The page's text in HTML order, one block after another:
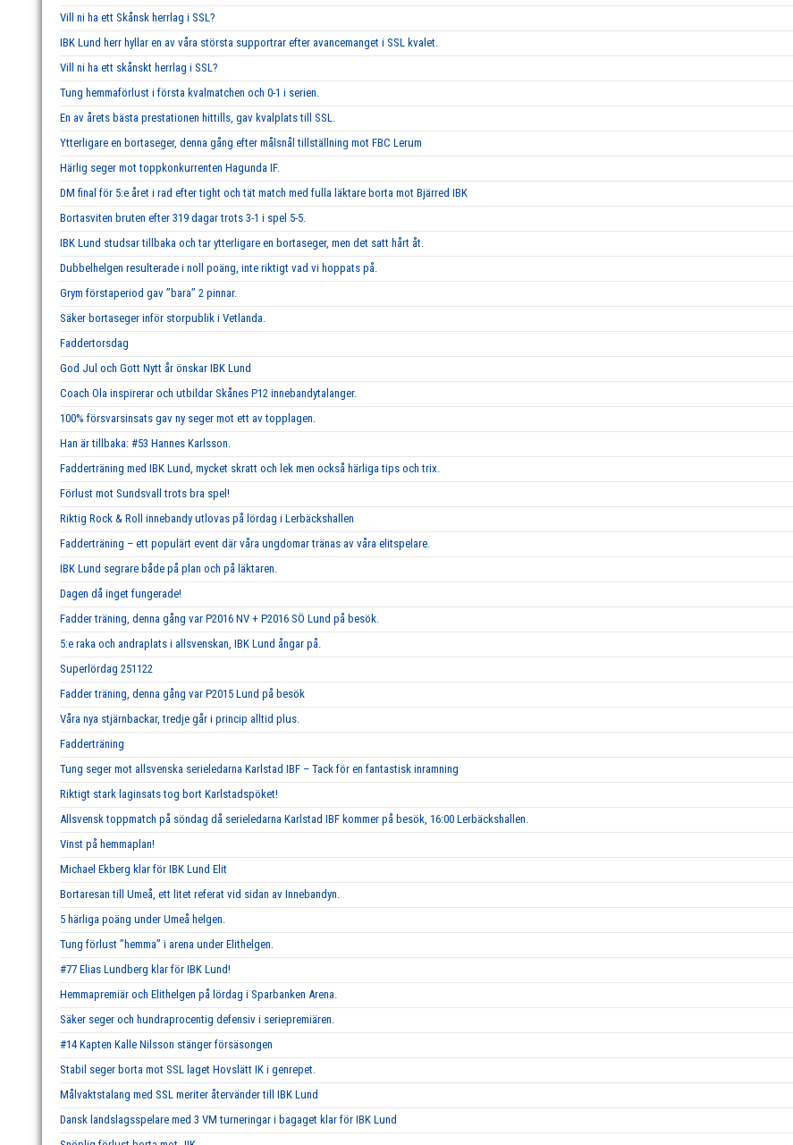
Vill ni ha ett Skånsk herrlag i SSL?
IBK Lund herr hyllar en av våra största supportrar efter avancemanget i SSL kvalet.
Vill ni ha ett skånskt herrlag i SSL?
Tung hemmaförlust i första kvalmatchen och 0-1 i serien.
En av årets bästa prestationen hittills, gav kvalplats till SSL.
Ytterligare en bortaseger, denna gång efter målsnål tillställning mot FBC Lerum
Härlig seger mot toppkonkurrenten Hagunda IF.
DM final för 5:e året i rad efter tight och tät match med fulla läktare borta mot Bjärred IBK
Bortasviten bruten efter 319 dagar trots 3-1 i spel 5-5.
IBK Lund studsar tillbaka och tar ytterligare en bortaseger, men det satt hårt åt.
Dubbelhelgen resulterade i noll poäng, inte riktigt vad vi hoppats på.
Grym förstaperiod gav ’’bara’’ 2 pinnar.
Säker bortaseger inför storpublik i Vetlanda.
Faddertorsdag
God Jul och Gott Nytt år önskar IBK Lund
Coach Ola inspirerar och utbildar Skånes P12 innebandytalanger.
100% försvarsinsats gav ny seger mot ett av topplagen.
Han är tillbaka: #53 Hannes Karlsson.
Fadderträning med IBK Lund, mycket skratt och lek men också härliga tips och trix.
Förlust mot Sundsvall trots bra spel!
Riktig Rock & Roll innebandy utlovas på lördag i Lerbäckshallen
Fadderträning – ett populärt event där våra ungdomar tränas av våra elitspelare.
IBK Lund segrare både på plan och på läktaren.
Dagen då inget fungerade!
Fadder träning, denna gång var P2016 NV + P2016 SÖ Lund på besök.
5:e raka och andraplats i allsvenskan, IBK Lund ångar på.
Superlördag 251122
Fadder träning, denna gång var P2015 Lund på besök
Våra nya stjärnbackar, tredje går i princip alltid plus.
Fadderträning
Tung seger mot allsvenska serieledarna Karlstad IBF – Tack för en fantastisk inramning
Riktigt stark laginsats tog bort Karlstadspöket!
Allsvensk toppmatch på söndag då serieledarna Karlstad IBF kommer på besök, 16:00 Lerbäckshallen.
Vinst på hemmaplan!
Michael Ekberg klar för IBK Lund Elit
Bortaresan till Umeå, ett litet referat vid sidan av Innebandyn.
5 härliga poäng under Umeå helgen.
Tung förlust ’’hemma’’ i arena under Elithelgen.
#77 Elias Lundberg klar för IBK Lund!
Hemmapremiär och Elithelgen på lördag i Sparbanken Arena.
Säker seger och hundraprocentig defensiv i seriepremiären.
#14 Kapten Kalle Nilsson stänger försäsongen
Stabil seger borta mot SSL laget Hovslätt IK i genrepet.
Målvaktstalang med SSL meriter återvänder till IBK Lund
Dansk landslagsspelare med 3 VM turneringar i bagaget klar för IBK Lund